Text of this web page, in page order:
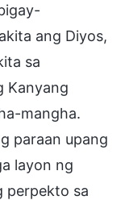
ang Diyos,
sa
Kanyang
mangha.
paraan upang
layon ng
perpekto sa